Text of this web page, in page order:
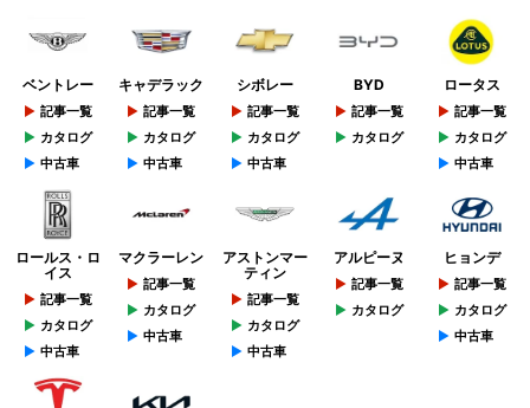
ベントレー
記事一覧
カタログ
中古車
キャデラック
記事一覧
カタログ
中古車
シボレー
記事一覧
カタログ
中古車
BYD
記事一覧
カタログ
ロータス
記事一覧
カタログ
中古車
ロールス・ロ
イス
記事一覧
カタログ
中古車
マクラーレン
記事一覧
カタログ
中古車
アストンマー
ティン
記事一覧
カタログ
中古車
アルピーヌ
記事一覧
カタログ
ヒョンデ
記事一覧
カタログ
中古車